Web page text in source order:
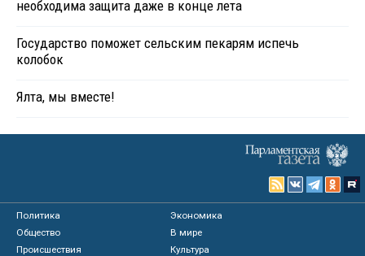
необходима защита даже в конце лета
Государство поможет сельским пекарям испечь
колобок
Ялта, мы вместе!
Политика
Экономика
Общество
В мире
Происшествия
Культура